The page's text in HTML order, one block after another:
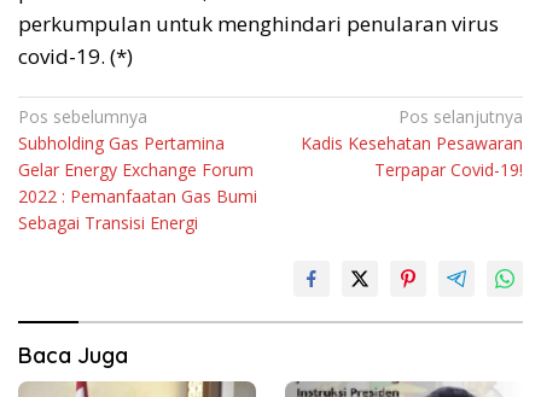
perkumpulan untuk menghindari penularan virus
covid-19. (*)
Navigasi
pos
Pos sebelumnya
Subholding Gas Pertamina
Gelar Energy Exchange Forum
2022 : Pemanfaatan Gas Bumi
Sebagai Transisi Energi
Pos selanjutnya
Kadis Kesehatan Pesawaran
Terpapar Covid-19!
Baca Juga